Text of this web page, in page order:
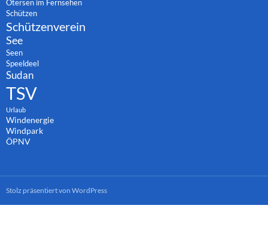
Otersen im Fernsehen
Schützen
Schützenverein
See
Seen
Speeldeel
Sudan
TSV
Urlaub
Windenergie
Windpark
ÖPNV
Stolz präsentiert von WordPress